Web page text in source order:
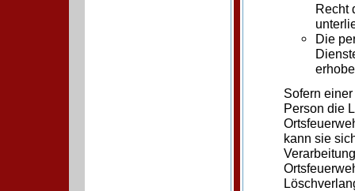
Recht
Die
Sofern
Person die
kann sie